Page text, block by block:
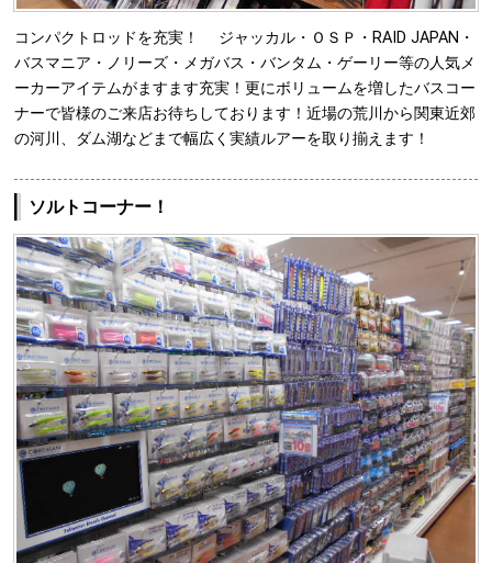
コンパクトロッドを充実！ ジャッカル・ＯＳＰ・RAID JAPAN・
バスマニア・ノリーズ・メガバス・バンタム・ゲーリー等の人気メ
ーカーアイテムがますます充実！更にボリュームを増したバスコー
ナーで皆様のご来店お待ちしております！近場の荒川から関東近郊
の河川、ダム湖などまで幅広く実績ルアーを取り揃えます！
ソルトコーナー！